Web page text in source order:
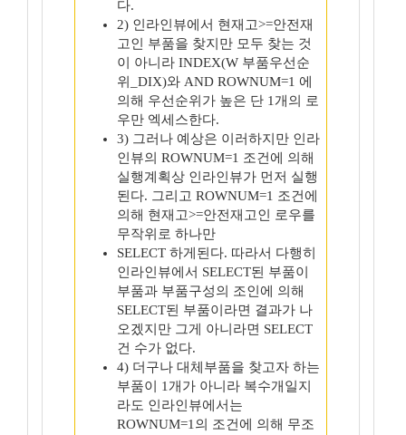
다.
2) 인라인뷰에서 현재고>=안전재
고인 부품을 찾지만 모두 찾는 것
이 아니라 INDEX(W 부품우선순
위_DIX)와 AND ROWNUM=1 에
의해 우선순위가 높은 단 1개의 로
우만 엑세스한다.
3) 그러나 예상은 이러하지만 인라
인뷰의 ROWNUM=1 조건에 의해
실행계획상 인라인뷰가 먼저 실행
된다. 그리고 ROWNUM=1 조건에
의해 현재고>=안전재고인 로우를
무작위로 하나만
SELECT 하게된다. 따라서 다행히
인라인뷰에서 SELECT된 부품이
부품과 부품구성의 조인에 의해
SELECT된 부품이라면 결과가 나
오겠지만 그게 아니라면 SELECT
건 수가 없다.
4) 더구나 대체부품을 찾고자 하는
부품이 1개가 아니라 복수개일지
라도 인라인뷰에서는
ROWNUM=1의 조건에 의해 무조